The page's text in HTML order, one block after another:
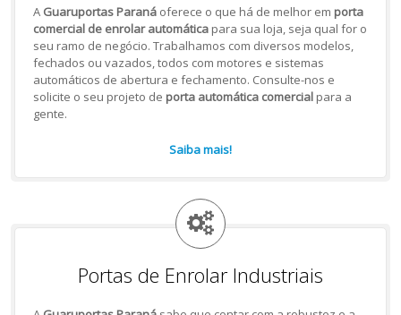
A Guaruportas Paranáoferece o que há de melhor em porta
comercial de enrolar automáticapara sua loja, seja qual for o
seu ramo de negócio. Trabalhamos com diversos modelos,
fechados ou vazados, todos com motores e sistemas
automáticos de abertura e fechamento. Consulte-nos e
solicite o seu projeto de porta automática comercialpara a
gente.
Saiba mais!
Portas de Enrolar Industriais